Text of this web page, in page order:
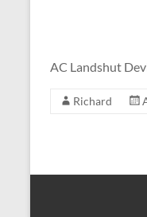
AC Landshut
Richard